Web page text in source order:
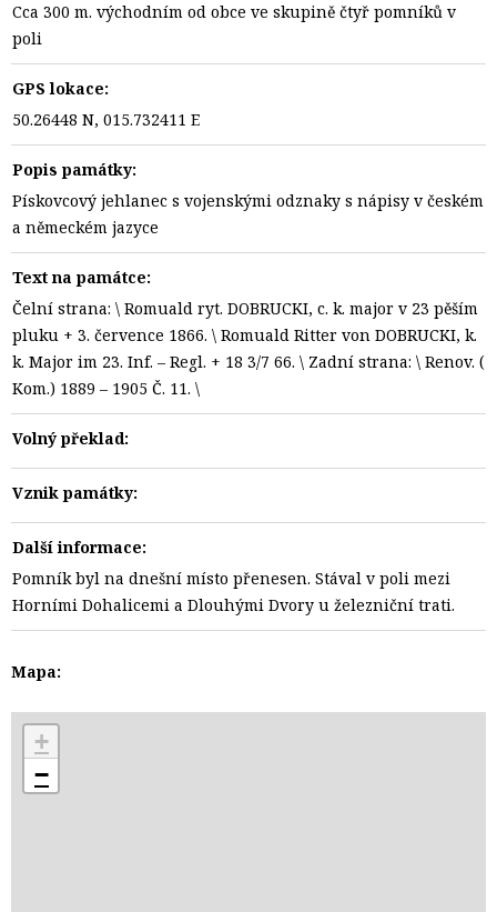
Cca 300 m. východním od obce ve skupině čtyř pomníků v
poli
GPS lokace:
50.26448 N, 015.732411 E
Popis památky:
Pískovcový jehlanec s vojenskými odznaky s nápisy v českém
a německém jazyce
Text na památce:
Čelní strana: \ Romuald ryt. DOBRUCKI, c. k. major v 23 pěším
pluku + 3. července 1866. \ Romuald Ritter von DOBRUCKI, k.
k. Major im 23. Inf. – Regl. + 18 3/7 66. \ Zadní strana: \ Renov. (
Kom.) 1889 – 1905 Č. 11. \
Volný překlad:
Vznik památky:
Další informace:
Pomník byl na dnešní místo přenesen. Stával v poli mezi
Horními Dohalicemi a Dlouhými Dvory u železniční trati.
Mapa:
+
−